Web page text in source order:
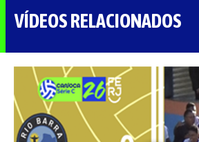
VÍDEOS RELACIONADOS